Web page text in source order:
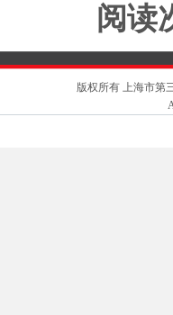
阅读
版权所有 上海市第